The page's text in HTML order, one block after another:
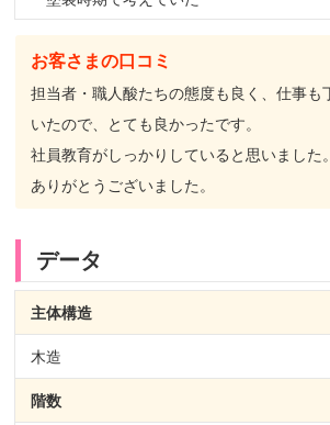
お客さまの口コミ
担当者・職人酸たちの態度も良く、仕事も
いたので、とても良かったです。
社員教育がしっかりしていると思いました。
ありがとうございました。
データ
主体構造
木造
階数